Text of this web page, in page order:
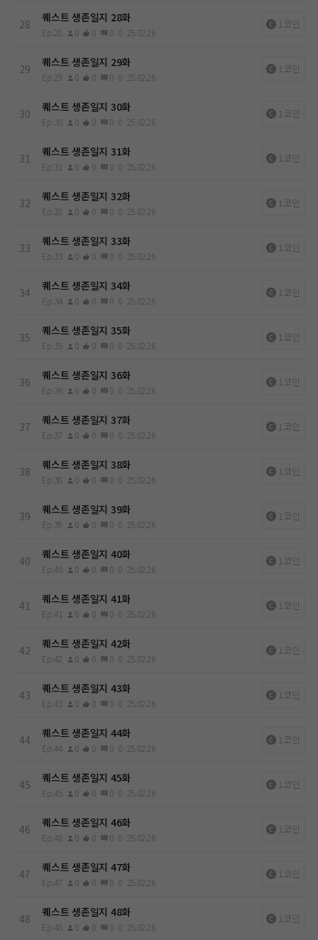
28 퀘스트 생존일지 28화
Ep.28 0 0 0 0 25.02.26
1코인
29 퀘스트 생존일지 29화
Ep.29 0 0 0 0 25.02.26
1코인
30 퀘스트 생존일지 30화
Ep.30 0 0 0 0 25.02.26
1코인
31 퀘스트 생존일지 31화
Ep.31 0 0 0 0 25.02.26
1코인
32 퀘스트 생존일지 32화
Ep.32 0 0 0 0 25.02.26
1코인
33 퀘스트 생존일지 33화
Ep.33 0 0 0 0 25.02.26
1코인
34 퀘스트 생존일지 34화
Ep.34 0 0 0 0 25.02.26
1코인
35 퀘스트 생존일지 35화
Ep.35 0 0 0 0 25.02.26
1코인
36 퀘스트 생존일지 36화
Ep.36 0 0 0 0 25.02.26
1코인
37 퀘스트 생존일지 37화
Ep.37 0 0 0 0 25.02.26
1코인
38 퀘스트 생존일지 38화
Ep.38 0 0 0 0 25.02.26
1코인
39 퀘스트 생존일지 39화
Ep.39 0 0 0 0 25.02.26
1코인
40 퀘스트 생존일지 40화
Ep.40 0 0 0 0 25.02.26
1코인
41 퀘스트 생존일지 41화
Ep.41 0 0 0 0 25.02.26
1코인
42 퀘스트 생존일지 42화
Ep.42 0 0 0 0 25.02.26
1코인
43 퀘스트 생존일지 43화
Ep.43 0 0 0 0 25.02.26
1코인
44 퀘스트 생존일지 44화
Ep.44 0 0 0 0 25.02.26
1코인
45 퀘스트 생존일지 45화
Ep.45 0 0 0 0 25.02.26
1코인
46 퀘스트 생존일지 46화
Ep.46 0 0 0 0 25.02.26
1코인
47 퀘스트 생존일지 47화
Ep.47 0 0 0 0 25.02.26
1코인
48 퀘스트 생존일지 48화
Ep.48 0 0 0 0 25.02.26
1코인